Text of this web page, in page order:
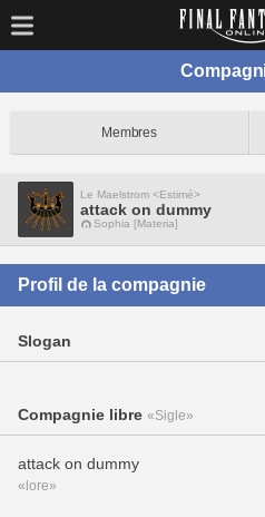
Membres
Le Maelstrom <Estimé>
attack on dummy
Sophia [Materia]
Profil de la compagnie
Slogan
Compagnie libre «Sigle»
attack on dummy
«lore»